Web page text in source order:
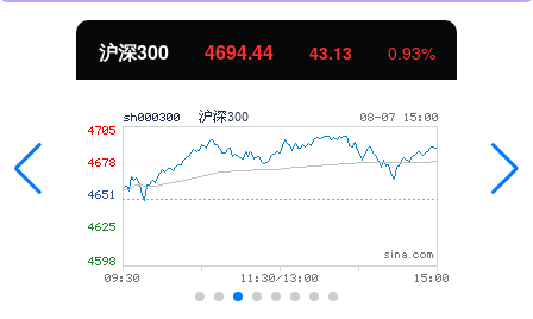
沪深300 4694.44 43.13 0.93%